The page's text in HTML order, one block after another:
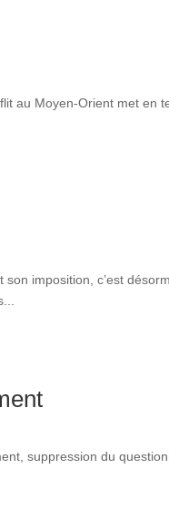
au Moyen-Orient met en
imposition, c’est
suppression du